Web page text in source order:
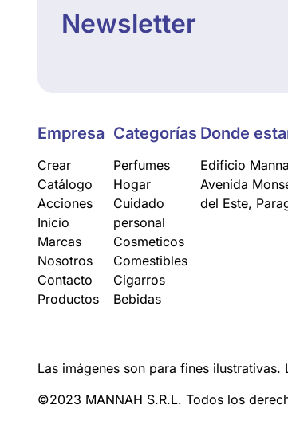
Newsletter
Empresa
Crear
Catálogo
Acciones
Inicio
Marcas
Nosotros
Contacto
Productos
Categorías
Perfumes
Hogar
Cuidado
personal
Cosmeticos
Comestibles
Cigarros
Bebidas
Donde
Edificio
Avenida
del Este,
Las imágenes son para fines
©2023 MANNAH S.R.L. Todos los